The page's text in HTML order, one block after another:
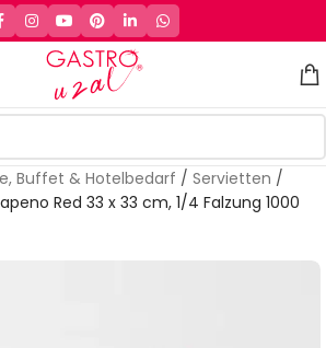
Buffet & Hotelbedarf / Servietten /
Red 33 x 33 cm, 1/4 Falzung 1000